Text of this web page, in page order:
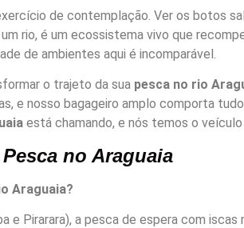
de contemplação. Ver os botos
rio, é um ecossistema vivo que
de ambientes aqui é incomparável.
o trajeto da sua pesca no rio
e nosso bagageiro amplo comporta
está chamando, e nós temos o
no Araguaia
Araguaia?
e Pirarara), a pesca de espera com